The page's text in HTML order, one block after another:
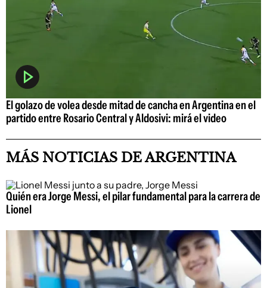
El golazo de volea desde mitad de cancha en Argentina en el
partido entre Rosario Central y Aldosivi: mirá el video
MÁS NOTICIAS DE ARGENTINA
Quién era Jorge Messi, el pilar fundamental para la carrera de
Lionel